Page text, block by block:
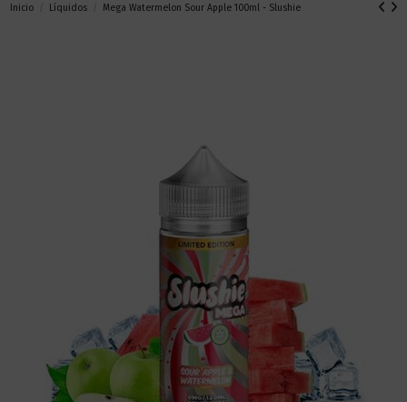
Inicio Líquidos Mega Watermelon Sour Apple 100ml - Slushie